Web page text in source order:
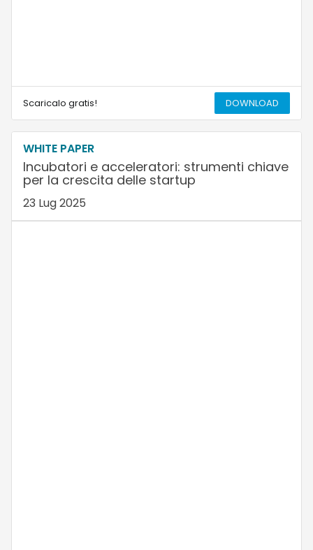
Scaricalo gratis! DOWNLOAD
WHITE PAPER
Incubatori e acceleratori: strumenti chiave
per la crescita delle startup
23 Lug 2025